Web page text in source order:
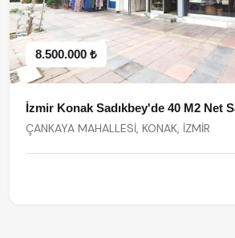
8.500.000 ₺
İzmir Konak Sadıkbey'de 40 M2 Net
ÇANKAYA MAHALLESİ, KONAK, İZMİR